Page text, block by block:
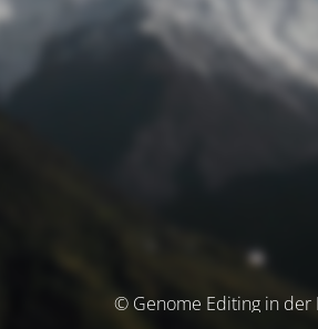
© Genome Editing in der